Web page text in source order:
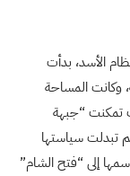
الأسد، بدأت
وكانت المساحة
تمكنت “جبهة
تبدلت سياستها
إلى “فتح الشام”